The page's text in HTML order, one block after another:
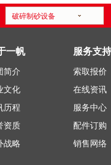
破碎制砂设备
一帆
简介
文化
历程
资质
战略
服务支持
索取报价
在线资讯
服务中心
配件订购
销售网络